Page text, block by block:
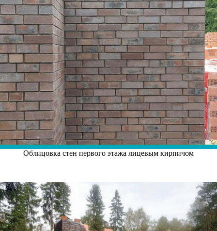
Облицовка стен первого этажа лицевым кирпичом